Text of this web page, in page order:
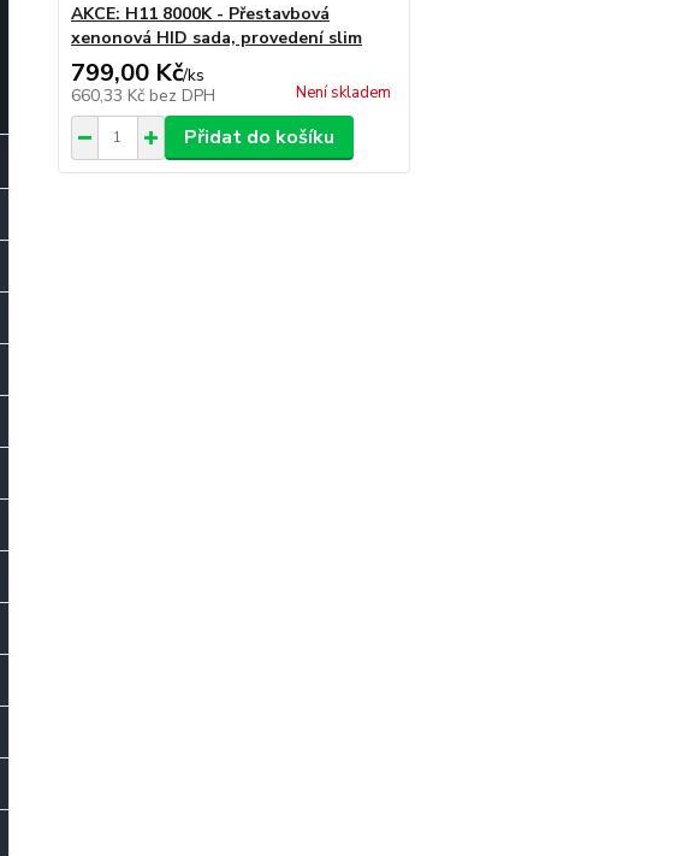
AKCE: H11 8000K - Přestavbová
xenonová HID sada, provedení slim
799,00 Kč/ks
660,33 Kč bez DPH Není skladem
Přidat do košíku